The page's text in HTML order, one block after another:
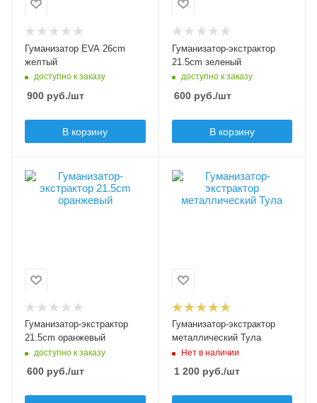
Гуманизатор EVA 26cm
желтый
доступно к заказу
900 руб./шт
В корзину
Гуманизатор-экстрактор
21.5cm зеленый
доступно к заказу
600руб./шт
В корзину
Длина, см
21.5
Гуманизатор-экстрактор
21.5cm оранжевый
доступно к заказу
600 руб./шт
Длина, см
Цвет
Гуманизатор-экстрактор
металлический Тула
Нет в наличии
1 200руб./шт